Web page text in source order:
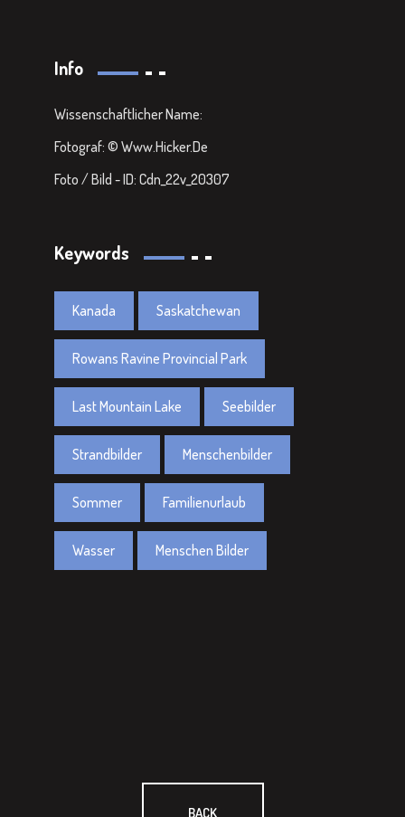
Info
Wissenschaftlicher Name:
Fotograf: © Www.Hicker.de
Foto / Bild - ID: Cdn_22v_20307
Keywords
Kanada Saskatchewan
Rowans Ravine Provincial Park
Last Mountain Lake Seebilder
Strandbilder Menschenbilder
Sommer Familienurlaub
Wasser Menschen Bilder
BACK